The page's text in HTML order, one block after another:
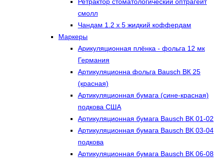
смолл
Чандам 1.2 х 5 жидкий коффердам
Маркеры
Арикуляционная плёнка - фольга 12 мк
Германия
Артикуляционна фольга Bausch ВК 25
(красная)
Артикуляционная бумага (сине-красная)
подкова США
Артикуляционная бумага Bausch ВК 01-02
Артикуляционная бумага Bausch ВК 03-04
подкова
Артикуляционная бумага Bausch ВК 06-08